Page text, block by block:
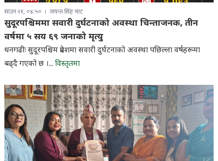
साउन २१, ०४:५० जयन्त सिंह भाट
सुदूरपश्चिममा सवारी दुर्घटनाको अवस्था चिन्ताजनक, तीन
वर्षमा ५ सय ६९ जनाको मृत्यु
धनगढीः सुदूरपश्चिम प्रदेशमा सवारी दुर्घटनाको अवस्था पछिल्ला वर्षहरूमा
बढ्दै गएको छ ।... विस्तृतमा